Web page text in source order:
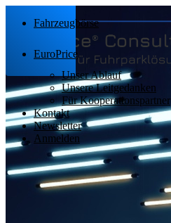
Fahrzeugbörse
EuroPrice
Unser Ablauf
Unsere Leitgedanken
Für Kooperationspartner
Kontakt
Newsletter
Anmelden